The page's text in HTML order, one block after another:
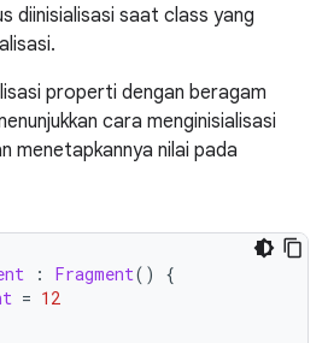
diinisialisasi saat class yang
properti dengan beragam
cara menginisialisasi
menetapkannya nilai pada
: Fragment()
{
= 12